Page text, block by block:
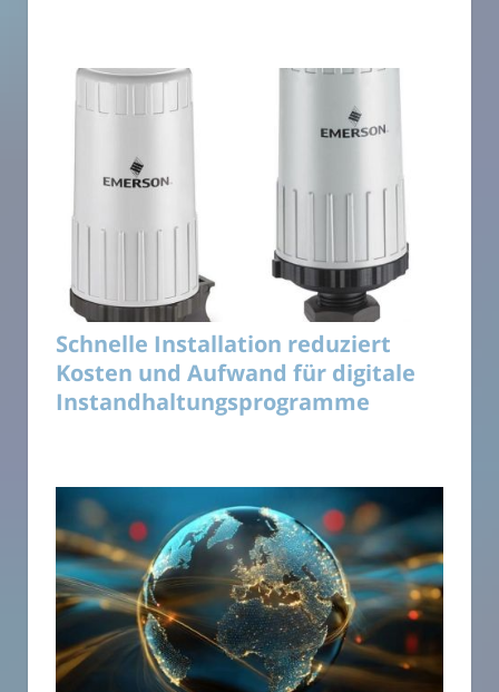
Schnelle Installation reduziert
Kosten und Aufwand für digitale
Instandhaltungsprogramme